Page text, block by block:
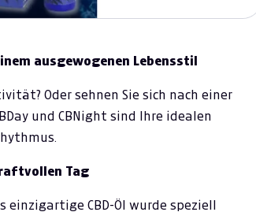
ausgewogenen Lebensstil
Oder sehnen Sie sich nach einer
und CBNight sind Ihre idealen
Tag
einzigartige CBD-Öl wurde speziell